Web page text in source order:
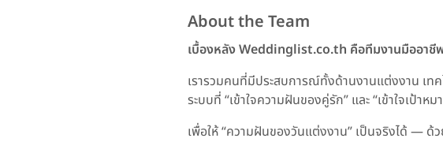
About the Team
เบื้องหลัง Weddinglist.co.th คือทีมงานมืออาชีพ
เรารวมคนที่มีประสบการณ์ทั้งด้านงานแต่งงาน เท
ระบบที่ “เข้าใจความฝันของคู่รัก” และ “เข้าใจเป้าห
เพื่อให้ “ความฝันของวันแต่งงาน” เป็นจริงได้ — ด้ว